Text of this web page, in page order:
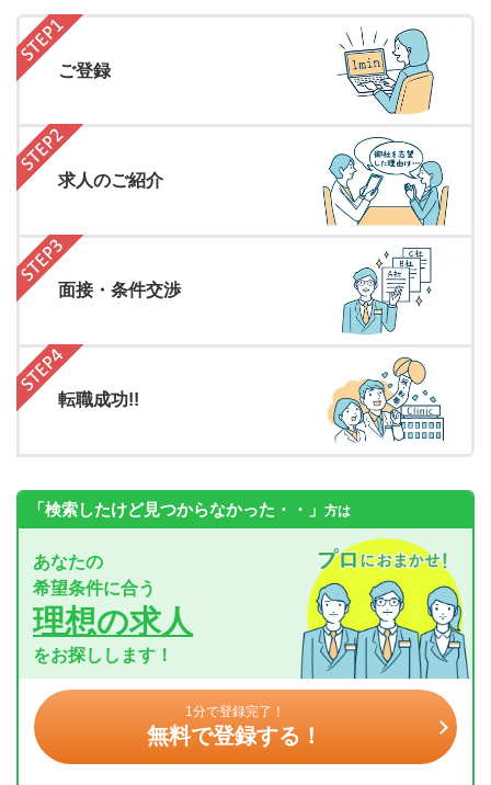
ご登録
求人のご紹介
面接・条件交渉
転職成功!!
「検索したけど見つからなかった・・」 方は
あなたの
希望条件に合う
理想の求人
をお探しします！
1分で登録完了！
無料で登録する！